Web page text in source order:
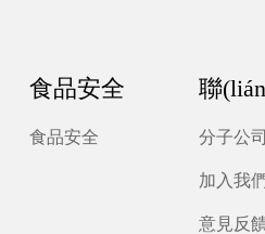
食品安全
食品安全
聯
分子公
加入我
意見反